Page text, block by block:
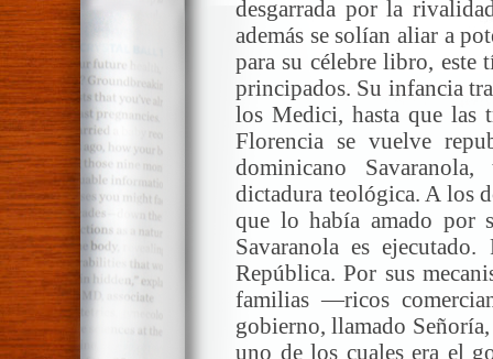
desgarrada por la
además se solían aliar a
para su célebre libro,
principados. Su infancia
los Medici, hasta que las
Florencia se vuelve
dominicano
dictadura teológica. A los
que lo había amado por
Savaranola es
República. Por sus
familias —ricos
gobierno, llamado
uno de los cuales era el